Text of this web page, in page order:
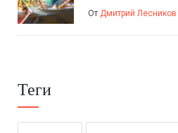
От Дмитрий Лесников
Теги